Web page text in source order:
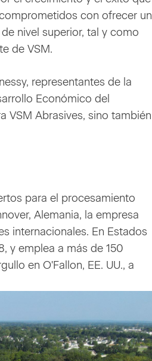
con ofrecer un
nivel superior, tal y como
de VSM.
representantes de la
Económico del
VSM Abrasives, sino también
para el procesamiento
Alemania, la empresa
internacionales. En Estados
y emplea a más de 150
en O'Fallon, EE. UU., a